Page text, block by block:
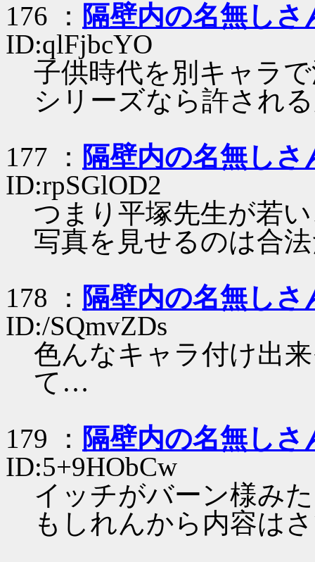
176 ： 隔壁内の名無しさ
ID:qlFjbcYO
子供時代を別キャラ
シリーズなら許され
177 ： 隔壁内の名無しさ
ID:rpSGlOD2
つまり平塚先生が若
写真を見せるのは合
178 ： 隔壁内の名無しさ
ID:/SQmvZDs
色んなキャラ付け出
て…
179 ： 隔壁内の名無しさ
ID:5+9HObCw
イッチがバーン様み
もしれんから内容は